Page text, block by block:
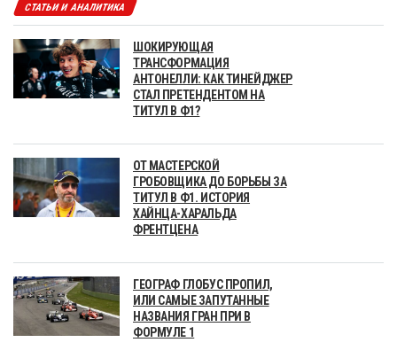
СТАТЬИ И АНАЛИТИКА
ШОКИРУЮЩАЯ
ТРАНСФОРМАЦИЯ
АНТОНЕЛЛИ: КАК ТИНЕЙДЖЕР
СТАЛ ПРЕТЕНДЕНТОМ НА
ТИТУЛ В Ф1?
ОТ МАСТЕРСКОЙ
ГРОБОВЩИКА ДО БОРЬБЫ ЗА
ТИТУЛ В Ф1. ИСТОРИЯ
ХАЙНЦА-ХАРАЛЬДА
ФРЕНТЦЕНА
ГЕОГРАФ ГЛОБУС ПРОПИЛ,
ИЛИ САМЫЕ ЗАПУТАННЫЕ
НАЗВАНИЯ ГРАН ПРИ В
ФОРМУЛЕ 1